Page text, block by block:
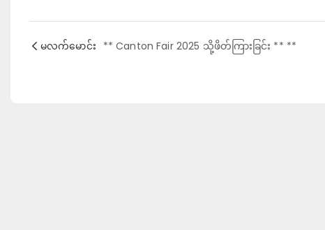
မလက်မောင်း ** Canton Fair 2025 သို့ဖိတ်ကြားခြင်း ** **